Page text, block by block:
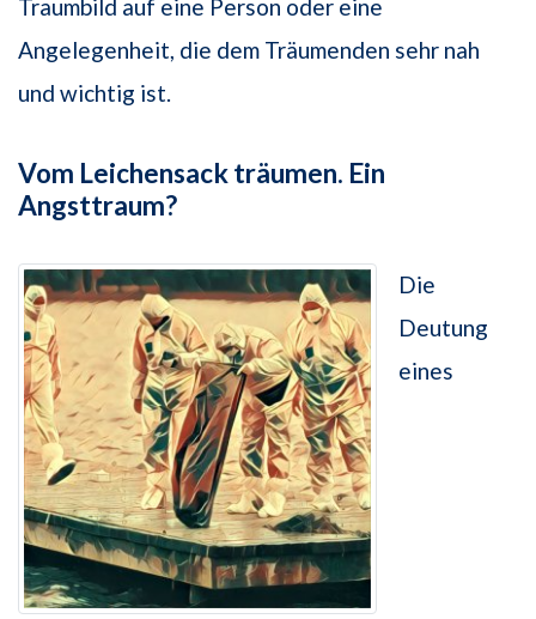
Traumbild auf eine Person oder eine
Angelegenheit, die dem Träumenden sehr nah
und wichtig ist.
Vom Leichensack träumen. Ein
Angsttraum?
Die
Deutung
eines